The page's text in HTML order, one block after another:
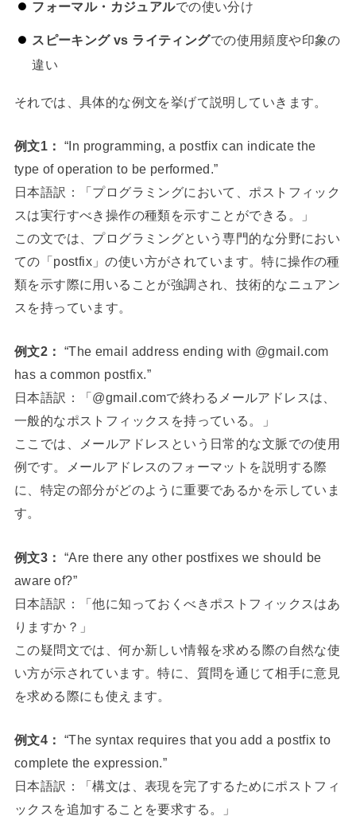
フォーマル・カジュアルでの使い分け
スピーキング vs ライティングでの使用頻度や印象の
違い
それでは、具体的な例文を挙げて説明していきます。
例文1：
“In programming, a postfix can indicate the
type of operation to be performed.”
日本語訳：「プログラミングにおいて、ポストフィック
スは実行すべき操作の種類を示すことができる。」
この文では、プログラミングという専門的な分野におい
ての「postfix」の使い方がされています。特に操作の種
類を示す際に用いることが強調され、技術的なニュアン
スを持っています。
例文2：
“The email address ending with @gmail.com
has a common postfix.”
日本語訳：「@gmail.comで終わるメールアドレスは、
一般的なポストフィックスを持っている。」
ここでは、メールアドレスという日常的な文脈での使用
例です。メールアドレスのフォーマットを説明する際
に、特定の部分がどのように重要であるかを示していま
す。
例文3：
“Are there any other postfixes we should be
aware of?”
日本語訳：「他に知っておくべきポストフィックスはあ
りますか？」
この疑問文では、何か新しい情報を求める際の自然な使
い方が示されています。特に、質問を通じて相手に意見
を求める際にも使えます。
例文4：
“The syntax requires that you add a postfix to
complete the expression.”
日本語訳：「構文は、表現を完了するためにポストフィ
ックスを追加することを要求する。」